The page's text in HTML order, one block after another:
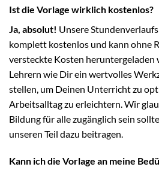
Ist die Vorlage wirklich kostenlos?
Ja, absolut! Unsere
komplett kostenlos und kann ohne
versteckte Kosten heruntergeladen
Lehrern wie Dir ein wertvolles
stellen, um Deinen Unterricht zu
Arbeitsalltag zu erleichtern. Wir
Bildung für alle zugänglich sein
unseren Teil dazu beitragen.
Kann ich die Vorlage an meine